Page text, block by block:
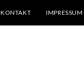
KONTAKT IMPRESSUM